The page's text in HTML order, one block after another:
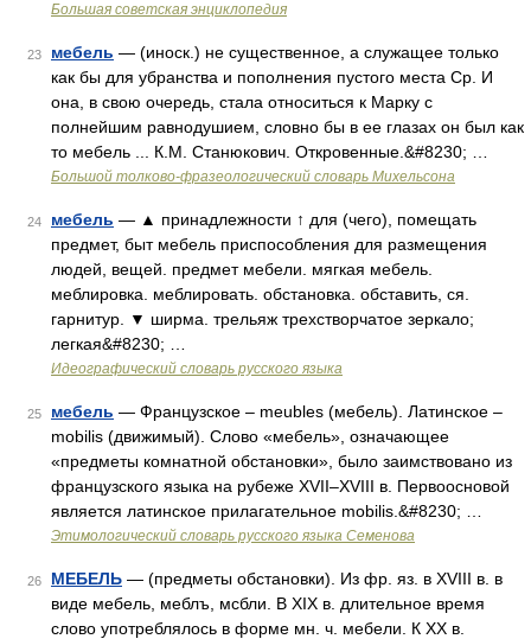
Большая советская энциклопедия
23 мебель — (иноск.) не существенное, а служащее только
как бы для убранства и пополнения пустого места Ср. И
она, в свою очередь, стала относиться к Марку с
полнейшим равнодушием, словно бы в ее глазах он был как
то мебель ... К.М. Станюкович. Откровенные.&#8230; …
Большой толково-фразеологический словарь Михельсона
24 мебель — ▲ принадлежности ↑ для (чего), помещать
предмет, быт мебель приспособления для размещения
людей, вещей. предмет мебели. мягкая мебель.
меблировка. меблировать. обстановка. обставить, ся.
гарнитур. ▼ ширма. трельяж трехстворчатое зеркало;
легкая&#8230; …
Идеографический словарь русского языка
25 мебель — Французское – meubles (мебель). Латинское –
mobilis (движимый). Слово «мебель», означающее
«предметы комнатной обстановки», было заимствовано из
французского языка на рубеже XVII–XVIII в. Первоосновой
является латинское прилагательное mobilis.&#8230; …
Этимологический словарь русского языка Семенова
26 МЕБЕЛЬ — (предметы обстановки). Из фр. яз. в XVIII в. в
виде мебель, меблъ, мсбли. В XIX в. длительное время
слово употреблялось в форме мн. ч. мебели. К XX в.